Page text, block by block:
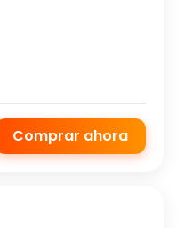
Comprar ahora